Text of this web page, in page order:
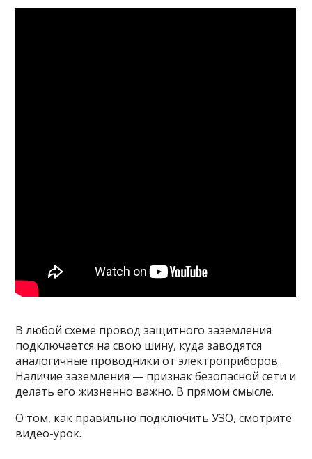
В любой схеме провод защитного заземления
подключается на свою шину, куда заводятся
аналогичные проводники от электроприборов.
Наличие заземления — признак безопасной сети и
делать его жизненно важно. В прямом смысле.
О том, как правильно подключить УЗО, смотрите
видео-урок.